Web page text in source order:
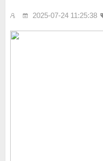
2025-07-24 11:25:38